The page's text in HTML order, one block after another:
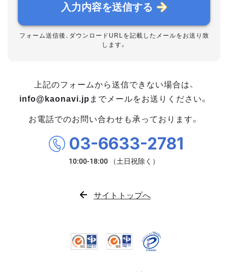
入力内容を送信する
フォーム送信後、ダウンロードURLを記載したメールをお送り致
します。
上記のフォームから送信できない場合は、
info@kaonavi.jp までメールをお送りください。
お電話でのお問い合わせも承っております。
03-6633-2781
サイトトップへ